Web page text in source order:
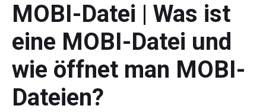
MOBI-Datei | Was ist
eine MOBI-Datei und
wie öffnet man MOBI-
Dateien?